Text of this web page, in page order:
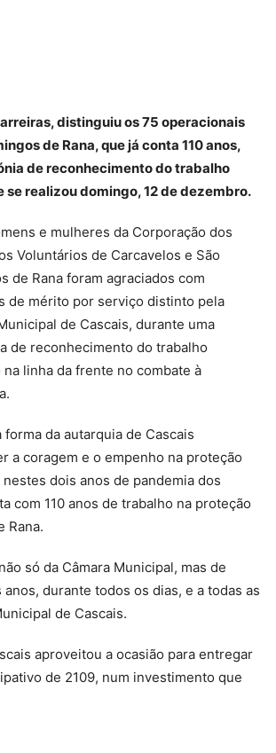
distinguiu os 75 operacionais
de Rana, que já conta 110 anos,
de reconhecimento do trabalho
realizou domingo, 12 de dezembro.
e mulheres da Corporação dos
Voluntários de Carcavelos e São
de Rana foram agraciados com
de mérito por serviço distinto pela
de Cascais, durante uma
de reconhecimento do trabalho
na linha da frente no combate à
forma da autarquia de Cascais
a coragem e o empenho na proteção
dois anos de pandemia dos
com 110 anos de trabalho na proteção
Rana.
só da Câmara Municipal, mas de
durante todos os dias, e a todas as
de Cascais.
aproveitou a ocasião para entregar
de 2109, num investimento que